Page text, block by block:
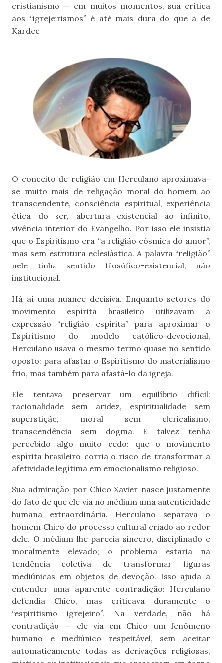
cristianismo — em muitos momentos, sua crítica
aos “igrejeirismos” é até mais dura do que a de
Kardec
O conceito de religião em Herculano aproximava-
se muito mais de religação moral do homem ao
transcendente, consciência espiritual, experiência
ética do ser, abertura existencial ao infinito,
vivência interior do Evangelho. Por isso ele insistia
que o Espiritismo era “a religião cósmica do amor”,
mas sem estrutura eclesiástica. A palavra “religião”
nele tinha sentido filosófico-existencial, não
institucional.
Há aí uma nuance decisiva. Enquanto setores do
movimento espírita brasileiro utilizavam a
expressão “religião espírita” para aproximar o
Espiritismo do modelo católico-devocional,
Herculano usava o mesmo termo quase no sentido
oposto: para afastar o Espiritismo do materialismo
frio, mas também para afastá-lo da igreja.
Ele tentava preservar um equilíbrio difícil:
racionalidade sem aridez, espiritualidade sem
superstição, moral sem clericalismo,
transcendência sem dogma. E talvez tenha
percebido algo muito cedo: que o movimento
espírita brasileiro corria o risco de transformar a
afetividade legítima em emocionalismo religioso.
Sua admiração por Chico Xavier nasce justamente
do fato de que ele via no médium uma autenticidade
humana extraordinária. Herculano separava o
homem Chico do processo cultural criado ao redor
dele. O médium lhe parecia sincero, disciplinado e
moralmente elevado; o problema estaria na
tendência coletiva de transformar figuras
mediúnicas em objetos de devoção. Isso ajuda a
entender uma aparente contradição: Herculano
defendia Chico, mas criticava duramente o
“espiritismo igrejeiro”. Na verdade, não há
contradição — ele via em Chico um fenômeno
humano e mediúnico respeitável, sem aceitar
automaticamente todas as derivações religiosas,